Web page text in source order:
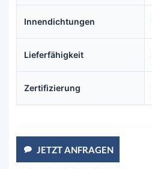
Innendichtungen
Lieferfähigkeit
Zertifizierung
JETZT ANFRAGEN